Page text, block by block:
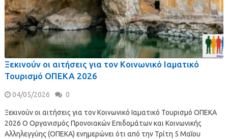
Ξεκινούν οι αιτήσεις για τον Κοινωνικό Ιαματικό
Τουρισμό ΟΠΕΚΑ 2026
04/05/2026 0
Ξεκινούν οι αιτήσεις για τον Κοινωνικό Ιαματικό Τουρισμό ΟΠΕΚΑ
2026 Ο Οργανισμός Προνοιακών Επιδομάτων και Κοινωνικής
Αλληλεγγύης (ΟΠΕΚΑ) ενημερώνει ότι από την Τρίτη 5 Μαΐου